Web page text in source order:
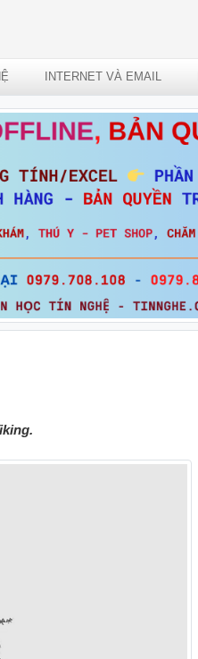
INTERNET VÀ EMAIL